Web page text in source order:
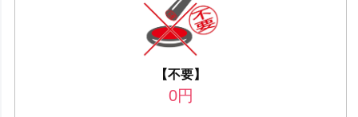
【不要】
0円